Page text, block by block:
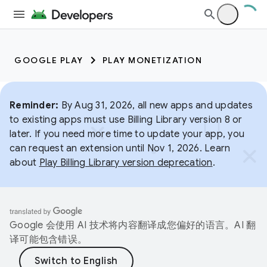
GOOGLE PLAY PLAY MONETIZATION
Reminder: By Aug 31, 2026, all new apps and updates
to existing apps must use Billing Library version 8 or
later. If you need more time to update your app, you
can request an extension until Nov 1, 2026. Learn
about Play Billing Library version deprecation.
Google 会使用 AI 技术将内容翻译成您偏好的语言。AI 翻
译可能包含错误。